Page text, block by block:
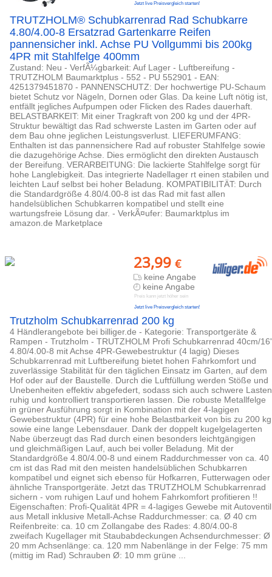
Jetzt live Preisvergleich starten!
TRUTZHOLM® Schubkarrenrad Rad Schubkarre
4.80/4.00-8 Ersatzrad Gartenkarre Reifen
pannensicher inkl. Achse PU Vollgummi bis 200kg
4PR mit Stahlfelge 400mm
Zustand: Neu - VerfÃ¼gbarkeit: Auf Lager - Luftbereifung -
TRUTZHOLM Baumarktplus - 552 - PU 552901 - EAN:
4251379451870 - PANNENSCHUTZ: Der hochwertige PU-Schaum
bietet Schutz vor Nägeln, Dornen oder Glas. Da keine Luft nötig ist,
entfällt jegliches Aufpumpen oder Flicken des Rades dauerhaft.
BELASTBARKEIT: Mit einer Tragkraft von 200 kg und der 4PR-
Struktur bewältigt das Rad schwerste Lasten im Garten oder auf
dem Bau ohne jeglichen Leistungsverlust. LIEFERUMFANG:
Enthalten ist das pannensichere Rad auf robuster Stahlfelge sowie
die dazugehörige Achse. Dies ermöglicht den direkten Austausch
der Bereifung. VERARBEITUNG: Die lackierte Stahlfelge sorgt für
hohe Langlebigkeit. Das integrierte Nadellager rt einen stabilen und
leichten Lauf selbst bei hoher Beladung. KOMPATIBILITÄT: Durch
die Standardgröße 4.80/4.00-8 ist das Rad mit fast allen
handelsüblichen Schubkarren kompatibel und stellt eine
wartungsfreie Lösung dar. - VerkÃ¤ufer: Baumarktplus im
amazon.de Marketplace
23,99 €
keine Angabe
keine Angabe
Preis kann jetzt höher sein
Jetzt live Preisvergleich starten!
Trutzholm Schubkarrenrad 200 kg
4 Händlerangebote bei billiger.de - Kategorie: Transportgeräte &
Rampen - Trutzholm - TRUTZHOLM Profi Schubkarrenrad 40cm/16'
4.80/4.00-8 mit Achse 4PR-Gewebestruktur (4 lagig) Dieses
Schubkarrenrad mit Luftbereifung bietet hohen Fahrkomfort und
zuverlässige Stabilität für den täglichen Einsatz im Garten, auf dem
Hof oder auf der Baustelle. Durch die Luftfüllung werden Stöße und
Unebenheiten effektiv abgefedert, sodass sich auch schwere Lasten
ruhig und kontrolliert transportieren lassen. Die robuste Metallfelge
in grüner Ausführung sorgt in Kombination mit der 4-lagigen
Gewebestruktur (4PR) für eine hohe Belastbarkeit von bis zu 200 kg
sowie eine lange Lebensdauer. Dank der doppelt kugelgelagerten
Nabe überzeugt das Rad durch einen besonders leichtgängigen
und gleichmäßigen Lauf, auch bei voller Beladung. Mit der
Standardgröße 4.80/4.00-8 und einem Raddurchmesser von ca. 40
cm ist das Rad mit den meisten handelsüblichen Schubkarren
kompatibel und eignet sich ebenso für Hofkarren, Futterwagen oder
ähnliche Transportgeräte. Jetzt das TRUTZHOLM Schubkarrenrad
sichern - vom ruhigen Lauf und hohem Fahrkomfort profitieren !!
Eigenschaften: Profi-Qualität 4PR = 4-lagiges Gewebe mit Autoventil
aus Metall inklusive Metall-Achse Raddurchmesser: ca. Ø 40 cm
Reifenbreite: ca. 10 cm Zollangabe des Rades: 4.80/4.00-8
zweifach Kugellager mit Staubabdeckungen Achsendurchmesser: Ø
20 mm Achsenlänge: ca. 120 mm Nabenlänge in der Felge: 75 mm
(mittig im Rad) Schrauben Ø: 10 mm grüne ...